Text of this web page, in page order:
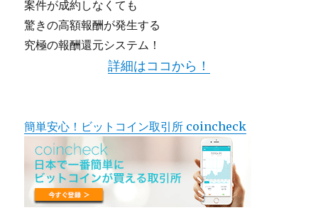
案件が成約しなくても
驚きの高額報酬が発生する
究極の報酬還元システム！
詳細はココから！
簡単安心！ビットコイン取引所 coincheck